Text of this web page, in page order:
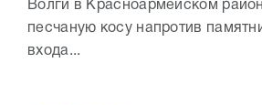
Волги в Красноармейском
песчаную косу напротив
входа...